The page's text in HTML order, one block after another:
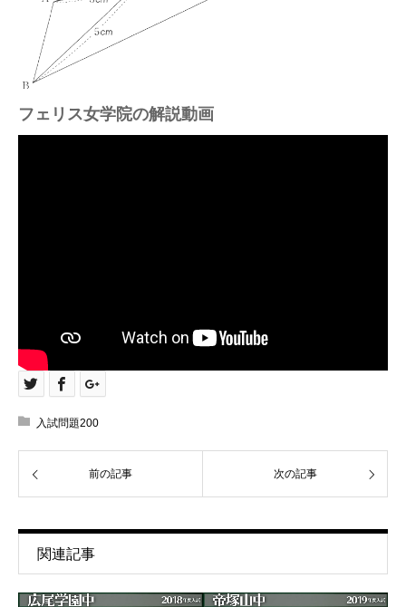
フェリス女学院の解説動画
入試問題200
前の記事 次の記事
関連記事